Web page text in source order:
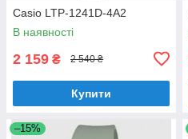
Casio LTP-1241D-4A2
В наявності
2 159 ₴ 2 540 ₴
Купити
–15%